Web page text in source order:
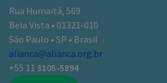
Rua Humaitá, 569
Bela Vista • 01321-010
São Paulo • SP • Brasil
alianca@alianca.org.br
+55 11 3105-5894